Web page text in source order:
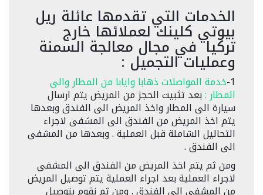
الخدمات التي تقدمها عائلة ريل
بيوتي كلينك لعملائها خارج
تركيا في مجال معالجة السمنة
وعمليات التجميل :
1- خدمة المواصلات ذهابا وايابا من المطار والى
المطار :بعد تثبيت الحجز من المريض يتم ارسال
سيارة الى المطار واخذ المريض الى الفندق وبعدها
يتم اخذ المريض من الفندق الى المشفى لاجراء
التحاليل الشاملة قبل العملية . وبعدها من المشفى
الى الفندق .
ومن ثم يتم اخذ المريض من الفندق الى المشفى
لاجراء العملية بعد اجراء العملية يتم توصيل المريض
من المشفى الى الفندق . ومن ثم نقوم بتوصيل